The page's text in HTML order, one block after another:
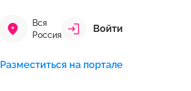
Вся
Россия
Войти
Разместиться на портале